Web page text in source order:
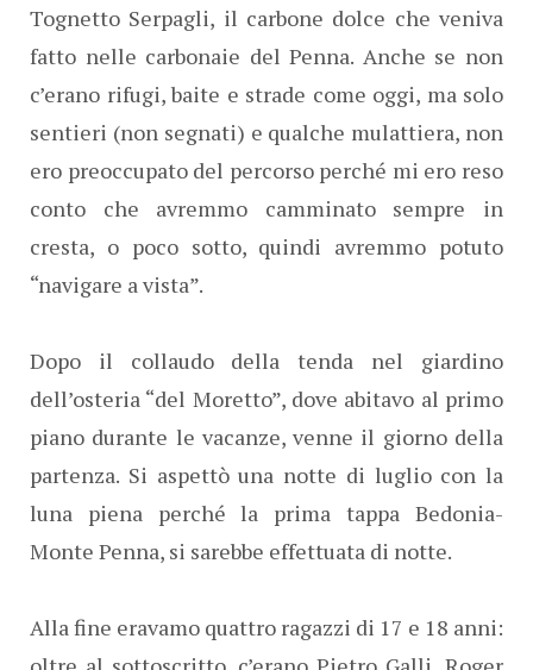
Tognetto Serpagli, il carbone dolce che veniva
fatto nelle carbonaie del Penna. Anche se non
c’erano rifugi, baite e strade come oggi, ma solo
sentieri (non segnati) e qualche mulattiera, non
ero preoccupato del percorso perché mi ero reso
conto che avremmo camminato sempre in
cresta, o poco sotto, quindi avremmo potuto
“navigare a vista”.
Dopo il collaudo della tenda nel giardino
dell’osteria “del Moretto”, dove abitavo al primo
piano durante le vacanze, venne il giorno della
partenza. Si aspettò una notte di luglio con la
luna piena perché la prima tappa Bedonia-
Monte Penna, si sarebbe effettuata di notte.
Alla fine eravamo quattro ragazzi di 17 e 18 anni: